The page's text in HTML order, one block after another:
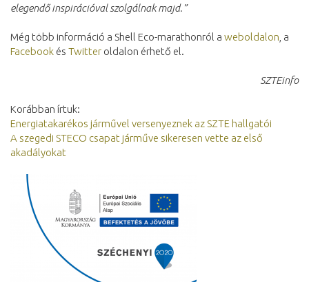
elegendő inspirációval szolgálnak majd.”
Még több információ a Shell Eco-marathonról a weboldalon , a
Facebook és Twitter oldalon érhető el.
SZTEinfo
Korábban írtuk:
Energiatakarékos járművel versenyeznek az SZTE hallgatói
A szegedi STECO csapat járműve sikeresen vette az első
akadályokat